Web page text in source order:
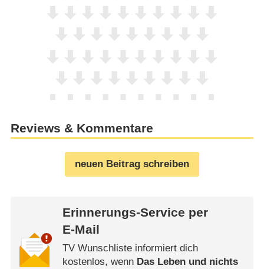
Reviews & Kommentare
neuen Beitrag schreiben
Erinnerungs-Service per
E-Mail
TV Wunschliste informiert dich
kostenlos, wenn Das Leben und nichts